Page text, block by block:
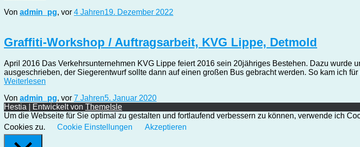
Von admin_pg, vor 4 Jahren19. Dezember 2022
Graffiti-Workshop / Auftragsarbeit, KVG Lippe, Detmold
April 2016 Das Verkehrsunternehmen KVG Lippe feiert 2016 sein 20jähriges Bestehen. Dazu
ausgeschrieben, der Siegerentwurf sollte dann auf einen großen Bus gebracht werden. So kam ich
Weiterlesen
Von admin_pg, vor 7 Jahren5. Januar 2020
Hestia | Entwickelt von ThemeIsle
Um die Webseite für Sie optimal zu gestalten und fortlaufend verbessern zu können, verwende ich
Cookies zu.
Cookie Einstellungen Akzeptieren